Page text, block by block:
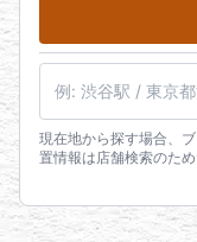
現在地から探す場合、
置情報は店舗検索のた